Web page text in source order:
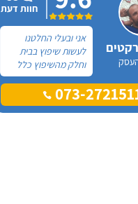
חוות דעת
אני ובעלי החלטנו
לעשות שיפוץ בבית
וחלק מהשיפוץ כלל
פרקט למינציה שיותקן
מעל הריצוף (הישן)
הקיים. קנינו את
073-